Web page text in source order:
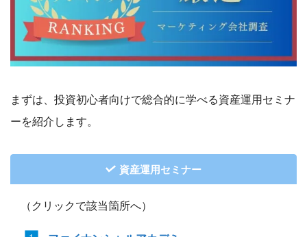
まずは、投資初心者向けで総合的に学べる資産運用セミナ
ーを紹介します。
資産運用セミナー
（クリックで該当箇所へ）